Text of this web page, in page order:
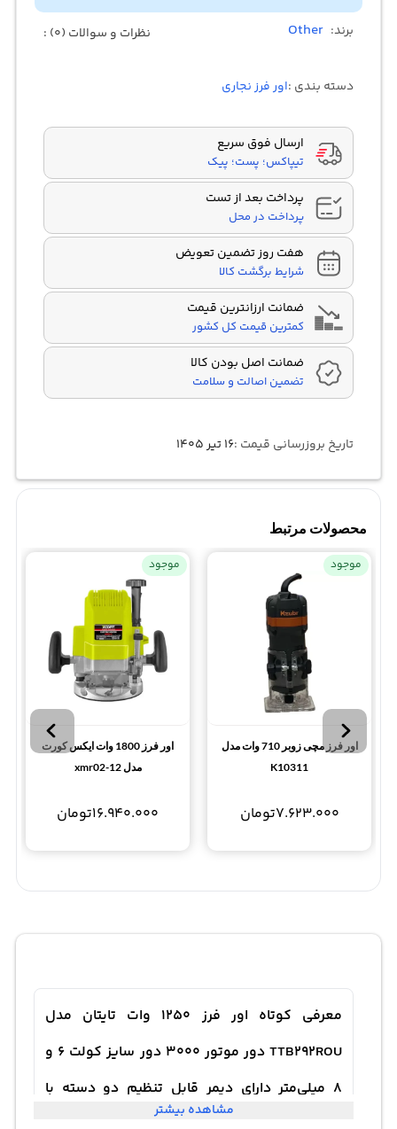
برند: Other نظرات و سوالات (0) :
دسته بندی :اور فرز نجاری
ارسال فوق سریع
تیپاکس؛ پست؛ پیک
پرداخت بعد از تست
پرداخت در محل
هفت روز تضمین تعویض
شرایط برگشت کالا
ضمانت ارزانترین قیمت
کمترین قیمت کل کشور
ضمانت اصل بودن کالا
تضمین اصالت و سلامت
تاریخ بروزرسانی قیمت :۱۶ تیر ۱۴۰۵
محصولات مرتبط
موجود
اور فرز مچی زوبر 710 وات مدل
K10311
7.623.000تومان
موجود
اور فرز 1800 وات ایکس کورت
مدل xmr02-12
16.940.000تومان
معرفی کوتاه اور فرز 1250 وات تایتان مدل
TTB292ROU دور موتور 3000 دور سایز کولت 6 و
8 میلی‌متر دارای دیمر قابل تنظیم دو دسته با
مشاهده بیشتر